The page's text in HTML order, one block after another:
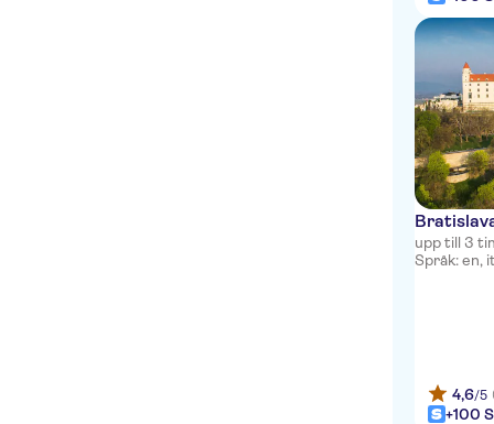
upp till 3
Språk: en,
4,6/5
+100